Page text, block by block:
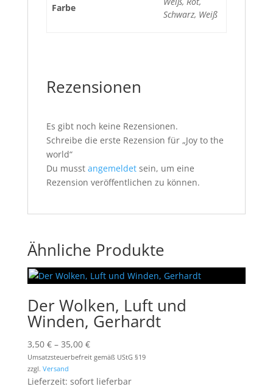
Farbe
Schwarz, Weiß
Rezensionen
Es gibt noch keine Rezensionen.
Schreibe die erste Rezension für „Joy to the
world“
Du musst angemeldetsein, um eine
Rezension veröffentlichen zu können.
Ähnliche Produkte
Der Wolken, Luft und
Winden, Gerhardt
3,50 € – 35,00 €Preisspanne:
3,50 €
35,00 €
Umsatzsteuerbefreit gemäß UStG §19
zzgl. Versand
Lieferzeit: sofort lieferbar